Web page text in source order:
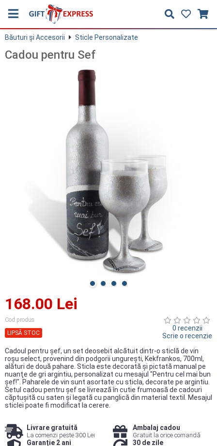
Băuturi și Accesorii Sticle Personalizate
Cadou pentru Sef
168.00 Lei
Cod produs
LIPSĂ STOC
0 recenzii
Scrie o recenzie
Cadoul pentru şef, un set deosebit alcătuit dintr-o sticlă de vin
roşu select, provenind din podgorii ungureşti, Kekfrankos, 700ml,
alături de două pahare. Sticla este decorată şi pictată manual pe
nuanţe de gri argintiu, personalizat cu mesajul "Pentru cel mai bun
şef!". Paharele de vin sunt asortate cu sticla, decorate pe argintiu.
Setul cadou pentru şef se livrează în cutie frumoasă de cadouri
căptuşită cu saten şi legată cu panglică din material textil. Mesajul
sticlei poate fi modificat la cerere.
Livrare gratuită
La comenzi peste 300 Lei
Ambalaj cadou
Gratuit la orice comandă
Garanție 2 ani 30 de zile